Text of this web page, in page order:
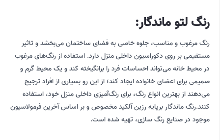
رنگ لتو ماندگار:
رنگ مرغوب و مناسب، جلوه خاصی به فضای ساختمان می‌بخشد و تاثیر
مستقیمی بر روی دکوراسیون داخلی منزل دارد. استفاده از رنگ‌های مرغوب
در محیط خانه می‌تواند احساسات فرد را برانگیخته کند و یک محیط گرم و
صمیمی برای اعضای خانواده ایجاد کند؛ از این رو بسیاری از افراد ترجیح
می‌دهند از بهترین انواع رنگ، برای رنگ‌آمیزی داخلی منزل خود، استفاده
کنند.رنگ ماندگار ‌بر‌پایه رزین‌ آلکید مخصوص و بر اساس آخرین‌ فرمولاسیون
موجود در صنایع رنگ سازی، تهیه شده است.